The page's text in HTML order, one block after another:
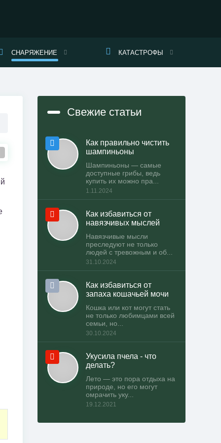
СНАРЯЖЕНИЕ КАТАСТРОФЫ
Свежие статьи
Как правильно чистить
шампиньоны
Шампиньоны — самые
доступные грибы, ведь
купить их можно пра...
1.11.2024
Как избавиться от
навязчивых мыслей
Навязчивые мысли
преследуют не только
людей с тревожным и об...
31.10.2024
Как избавиться от
запаха кошачьей мочи
Кошка или кот могут стать
не только любимцами всей
семьи, но...
30.10.2024
Укусила пчела - что
делать?
Лето — это пора отдыха на
природе, но его могут
омрачить уку...
19.12.2021